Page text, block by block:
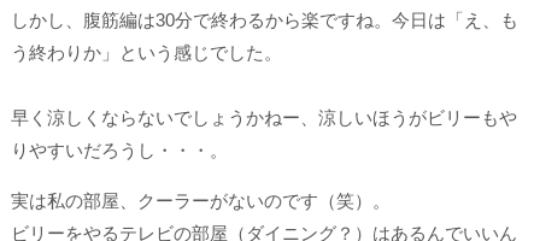
しかし、腹筋編は30分で終わるから楽ですね。今日は「え、も
う終わりか」という感じでした。
早く涼しくならないでしょうかねー、涼しいほうがビリーもや
りやすいだろうし・・・。
実は私の部屋、クーラーがないのです（笑）。
ビリーをやるテレビの部屋（ダイニング？）はあるんでいいん